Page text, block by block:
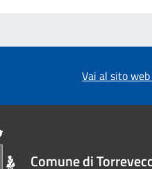
Vai al sito
Comune di